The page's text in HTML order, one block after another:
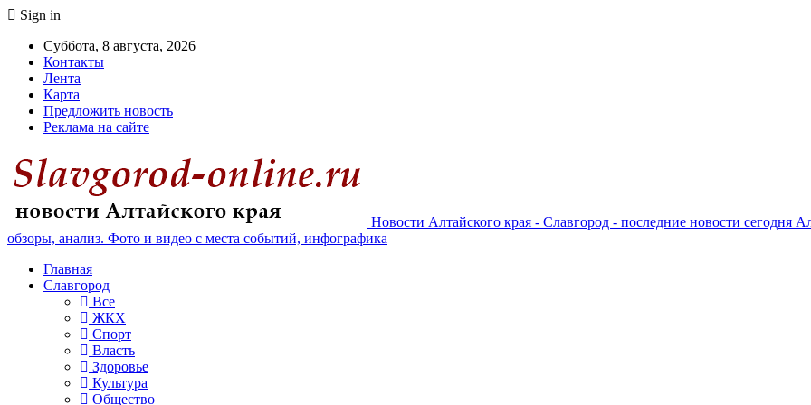
Sign in
Суббота, 8 августа, 2026
Контакты
Лента
Карта
Предложить новость
Реклама на сайте
Новости Алтайского края - Славгород - последние новости сегодня
обзоры, анализ. Фото и видео с места событий, инфографика
Главная
Славгород
Все
ЖКХ
Спорт
Власть
Здоровье
Культура
Общество